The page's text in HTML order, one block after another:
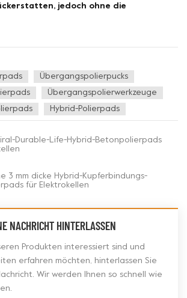
jedoch ohne die
Übergangspolierpucks
Übergangspolierwerkzeuge
Hybrid-Polierpads
Durable-Life-Hybrid-Betonpolierpads
3 mm dicke Hybrid-Kupferbindungs-
für Elektrokellen
NACHRICHT HINTERLASSEN
Produkten interessiert sind und
erfahren möchten, hinterlassen Sie
Wir werden Ihnen so schnell wie